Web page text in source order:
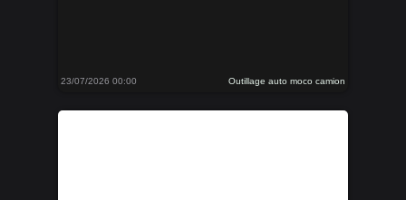
23/07/2026 00:00 Outillage auto moco camion